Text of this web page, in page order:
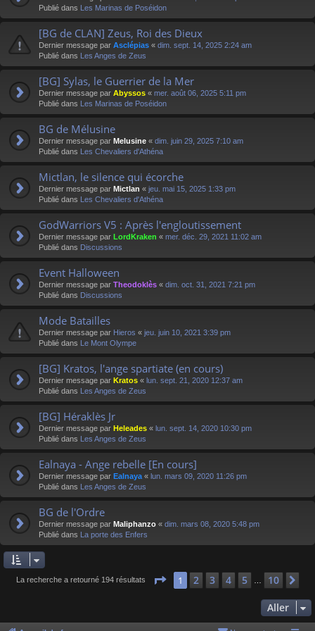
Publié dans Les Marinas de Poséidon
[BG de CLAN] Zeus, Roi des Dieux
Dernier message par Asclépias « dim. sept. 14, 2025 2:24 am
Publié dans Les Anges de Zeus
[BG] Sylas, le Guerrier de la Mer
Dernier message par Abyssos « mer. août 06, 2025 5:11 pm
Publié dans Les Marinas de Poséidon
BG de Mélusine
Dernier message par Melusine « dim. juin 29, 2025 7:10 am
Publié dans Les Chevaliers d'Athéna
Mictlan, le silence qui écorche
Dernier message par Mictlan « jeu. mai 15, 2025 1:33 pm
Publié dans Les Chevaliers d'Athéna
GodWarriors V5 : Après l'engloutissement
Dernier message par LordKraken « mer. déc. 29, 2021 11:02 am
Publié dans Discussions
Event Halloween
Dernier message par Theodoklès « dim. oct. 31, 2021 7:21 pm
Publié dans Discussions
Mode Batailles
Dernier message par Hieros « jeu. juin 10, 2021 3:39 pm
Publié dans Le Mont Olympe
[BG] Kratos, l'ange spartiate (en cours)
Dernier message par Kratos « lun. sept. 21, 2020 12:37 am
Publié dans Les Anges de Zeus
[BG] Héraklès Jr
Dernier message par Heleades « lun. sept. 14, 2020 10:30 pm
Publié dans Les Anges de Zeus
Ealnaya - Ange rebelle [En cours]
Dernier message par Ealnaya « lun. mars 09, 2020 11:26 pm
Publié dans Les Anges de Zeus
BG de l'Ordre
Dernier message par Maliphanzo « dim. mars 08, 2020 5:48 pm
Publié dans La porte des Enfers
La recherche a retourné 194 résultats Page 1sur 10
1 2 3 4 5 10
Aller